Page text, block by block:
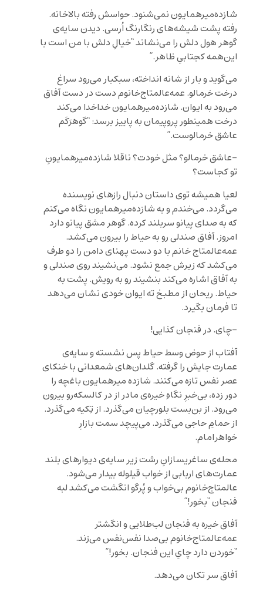
شازده‌میرهمایون نمی‌شنود. حواسش رفته بالا‌خانه.
رفته پشت شیشه‌های رنگارنگ اُرسی. دیدن سایه‌ی
گوهر هول دلش را می‌نشاند “خیالِ دلش با من است با
این‌همه کجتابیِ ظاهر.”
می‌گوید و بار از شانه انداخته، سبکبار می‌رود سراغ
درخت خرمالو. عمه‌عالمتاج‌خانوم دست در دست آفاق
می‌رود به ایوان. شازده‌میرهمایون خداخدا می‌کند
درخت همینطور پروپیمان به پاییز برسد: “گوهرَکَم
عاشق خرمالوست.”
-عاشق خرمالو؟ مثل خودت؟ ناقلا شازده‌میرهمایونِ
تو کجاست؟
لعیا همیشه توی داستان‌ دنبال رازهای نویسنده
می‌گردد. می‌خندم و به شازده‌میرهمایون نگاه می‌کنم
که به صدای پیانو سربلند کرده. گوهر مشق پیانو دارد
امروز. آفاق صندلی رو به حیاط را بیرون می‌کشد.
عمه‌عالمتاج خانم با دو دست پهنای دامن را دو طرف
می‌کشد که زیرش جمع نشود. می‌نشیند روی صندلی و
به آفاق اشاره می‌کند بنشیند رو به رویش. پشت به
حیاط. ریحان از مطبخ ته ایوان خودی نشان می‌دهد
تا فرمان بگیرد.
-چای. در فنجان کذایی!
آفتاب از حوض وسط حیاط پس نشسته و سایه‌ی
عمارت جایش را گرفته. گلدان‌های‌ شمعدانی با خنکای
عصر نفس تازه می‌کنند. شازده میرهمایون باغچه را
دور زده، بی‌خبرِ نگاهِ خیره‌ی مادر از در کالسکه‌رو بیرون
می‌رود. از بن‌بست بلورچیان می‌گذرد. از تِکیه می‌گذرد.
از حمامِ حاجی می‌گذرد. می‌پیچد سمت بازارِ
خواهر‌امام.
محله‌ی ساغریسازانِ رشت زیر سایه‌ی دیوارهای بلند
عمارت‌های اربابی از خواب قیلوله بیدار می‌شود.
عالمتاج‌خانوم بی‌خواب و پُرگو انگشت می‌کشد لبه
فنجان “بخور!”
آفاق خیره به فنجان لب‌طلایی و انگشتر
عمه‌عالمتاج‌خانوم بی‌صدا نفس‌نفس می‌زند.
“خوردن دارد چایِ این فنجان. بخور!”
آفاق سر تکان می‌دهد.